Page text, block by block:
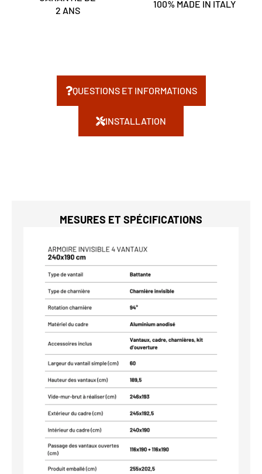
2 ANS
100% MADE IN ITALY
QUESTIONS ET INFORMATIONS
INSTALLATION
MESURES ET SPÉCIFICATIONS